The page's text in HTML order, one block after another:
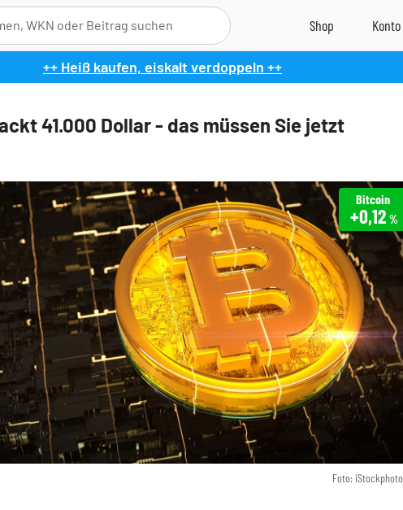
++ Heiß kaufen, eiskalt verdoppeln ++
41.000 Dollar - das müssen Sie jetzt
Foto: iStockphoto
Bitcoin
+0,12%